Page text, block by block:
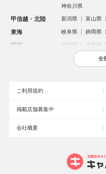
神奈川県
甲信越・北陸 新潟県 富山県
東海 岐阜県 静岡県
関西 滋賀県 京都府
鳥取県 島根県
沖縄県
大宮のキャバク
池袋駅（西口）
全
ご利用規約
掲載店舗募集中
会社概要